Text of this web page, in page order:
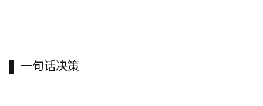
▌ 一句话决策